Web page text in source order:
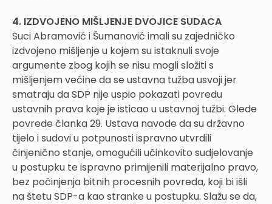
4. IZDVOJENO MIŠLJENJE DVOJICE SUDACA
Suci Abramović i Šumanović imali su zajedničko
izdvojeno mišljenje u kojem su istaknuli svoje
argumente zbog kojih se nisu mogli složiti s
mišljenjem većine da se ustavna tužba usvoji jer
smatraju da SDP nije uspio pokazati povredu
ustavnih prava koje je isticao u ustavnoj tužbi. Glede
povrede članka 29. Ustava navode da su državno
tijelo i sudovi u potpunosti ispravno utvrdili
činjenično stanje, omogućili učinkovito sudjelovanje
u postupku te ispravno primijenili materijalno pravo,
bez počinjenja bitnih procesnih povreda, koji bi išli
na štetu SDP-a kao stranke u postupku. Slažu se da,